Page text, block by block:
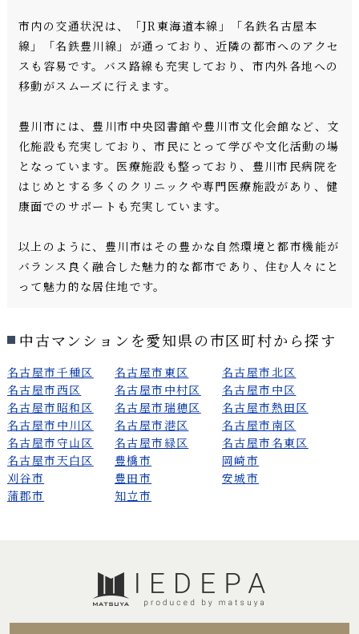
市内の交通状況は、「JR東海道本線」「名鉄名古屋本
線」「名鉄豊川線」が通っており、近隣の都市へのアクセ
スも容易です。バス路線も充実しており、市内外各地への
移動がスムーズに行えます。
豊川市には、豊川市中央図書館や豊川市文化会館など、文
化施設も充実しており、市民にとって学びや文化活動の場
となっています。医療施設も整っており、豊川市民病院を
はじめとする多くのクリニックや専門医療施設があり、健
康面でのサポートも充実しています。
以上のように、豊川市はその豊かな自然環境と都市機能が
バランス良く融合した魅力的な都市であり、住む人々にと
って魅力的な居住地です。
中古マンションを愛知県の市区町村から探す
名古屋市千種区 名古屋市東区
名古屋市北区
名古屋市西区
名古屋市中村区
名古屋市中区
名古屋市昭和区
名古屋市瑞穂区
名古屋市熱田区
名古屋市中川区
名古屋市港区
名古屋市南区
名古屋市守山区
名古屋市緑区
名古屋市名東区
名古屋市天白区
豊橋市
岡崎市
刈谷市
豊田市
安城市
蒲郡市
知立市